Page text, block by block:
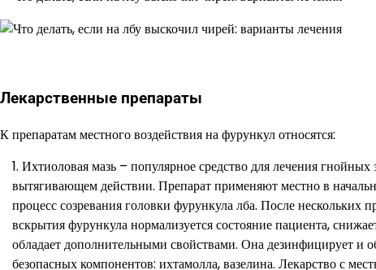
Лекарственные препараты
К препаратам местного воздействия на фурункул относятся:
Ихтиоловая мазь – популярное средство для лечения
вытягивающем действии. Препарат применяют местно в
процесс созревания головки фурункула лба. После
вскрытия фурункула нормализуется состояние пациента,
обладает дополнительными свойствами. Она дезинфицирует и
безопасных компонентов: ихтамолла, вазелина. Лекарство с